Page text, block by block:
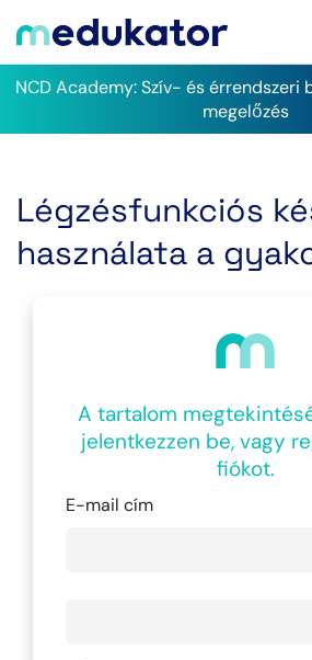
NCD Academy: Szív- és érrendszeri
megelőzés
Légzésfunkciós
használata a
A tartalom
jelentkezzen be, vagy
fiókot.
E-mail cím